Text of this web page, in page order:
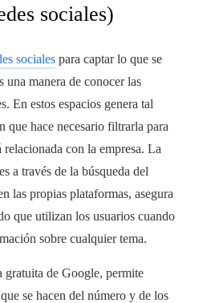
sociales)
sociales para captar lo que se
una manera de conocer las
En estos espacios genera tal
que hace necesario filtrarla para
relacionada con la empresa. La
a través de la búsqueda del
las propias plataformas, asegura
que utilizan los usuarios cuando
sobre cualquier tema.
gratuita de Google, permite
se hacen del número y de los